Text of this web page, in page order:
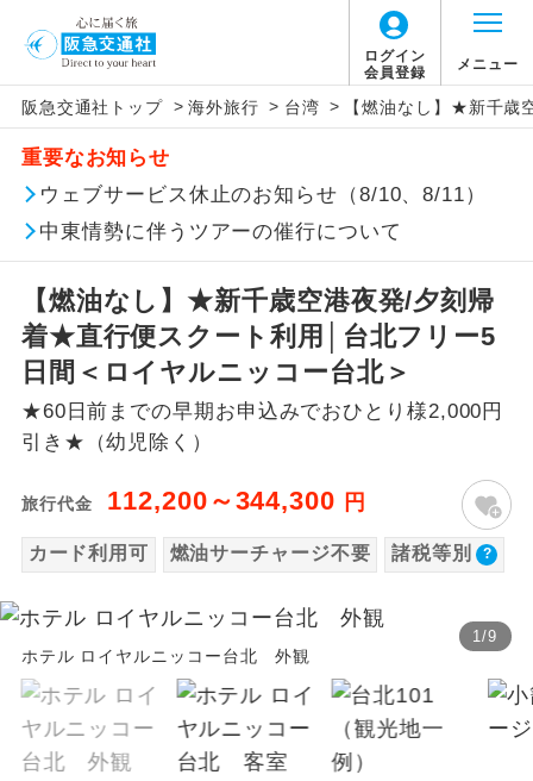
ログイン
会員登録
メニュー
阪急交通社トップ > 海外旅行 > 台湾 > 【燃油なし】★新千歳
重要なお知らせ
ウェブサービス休止のお知らせ（8/10、8/11）
中東情勢に伴うツアーの催行について
【燃油なし】★新千歳空港夜発/夕刻帰
着★直行便スクート利用│台北フリー5
日間＜ロイヤルニッコー台北＞
★60日前までの早期お申込みでおひとり様2,000円
引き★（幼児除く）
旅行代金 112,200～344,300 円
カード利用可 燃油サーチャージ不要 諸税等別
1/9
ホテル ロイヤルニッコー台北 外観
旅行代金に、以下の料金は含まれておりませ
ん。別途お支払が必要となります。
【日本国内空港施設使用料】
新千歳空港
大人（12歳以上）3,000円、子供（2歳以上12
歳未満）1,500円
【旅客保安サービス料】
新千歳空港
歳未満）650円
【海外空港諸税等】
料と空港税等は含まれておりません。別途お
支払いが必要となります。
2026/8/9〜2026/9/20 大人（12歳以上）
2,600円、子供（2歳以上12歳未満）2,600円
2026/9/21〜 大人（12歳以上）3,800円、子
このツアーは以下の出発地から追加代金でご参
加いただけます。
※リクエスト受付の場合、ご手配の可否は後日回答さ
せていただきます。
追加代金にて各地発着ありとは
当ツアーは日程表に記載の出発空港だけで
なく、各地より下記追加代金にて飛行機や
鉄道などを利用しご参加いただけます。
ご同行者様が異なる発着地をご希望の場合
は、当社予約センターまで連絡ください。
アイコン 説明
添乗員同行
往路出発空港（駅）から復路到着空港
（駅）まで同行します。
現地到着後、現地係員が同行しお世話い
たします。
バスガイド乗
務
バスガイドが乗務し、車内での観光案内
があります。
新コース
世界遺産
ユネスコに登録されている文化遺産や自
然遺産を訪ねるコースです。
温泉 温泉地にも宿泊するコースです。
ご宿泊ホテルに露天風呂が付いていま
す。
大浴場 ご宿泊ホテルに大浴場が付いています。
全てのお食事が付いていますので、お食